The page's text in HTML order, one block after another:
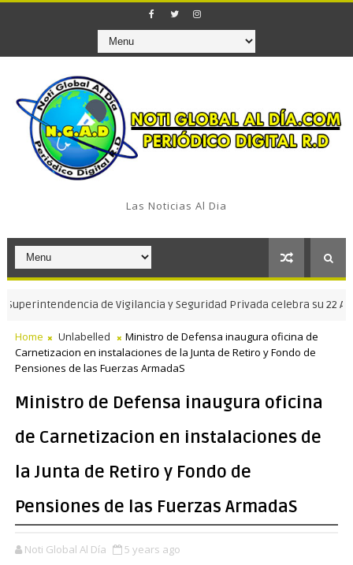
Las Noticias Al Dia
de Vigilancia y Seguridad Privada celebra su 22
Home Unlabelled
Ministro de Defensa inaugura oficina de
Carnetizacion en instalaciones de la Junta de Retiro y Fondo de
Pensiones de las Fuerzas ArmadaS
Ministro de Defensa inaugura oficina
de Carnetizacion en instalaciones de
la Junta de Retiro y Fondo de
Pensiones de las Fuerzas ArmadaS
Noti Global Al Día 5 years ago